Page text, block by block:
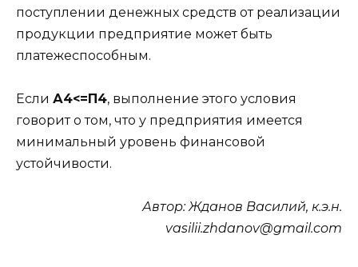
поступлении денежных средств от реализации
продукции предприятие может быть
платежеспособным.
Если А4<=П4, выполнение этого условия
говорит о том, что у предприятия имеется
минимальный уровень финансовой
устойчивости.
Автор: Жданов Василий, к.э.н.
vasilii.zhdanov@gmail.com